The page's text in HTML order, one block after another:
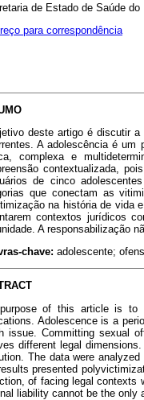
de Estado de Saúde do
para correspondência
deste artigo é discutir
A adolescência é
complexa e
contextualizada,
de cinco
que conectam as
na história de vida
contextos jurídicos
A responsabilização
chave: adolescente;
of this article is to
Adolescence is a
issue. Committing sexual
different legal
The data were
presented
of facing legal contexts
liability cannot be the only